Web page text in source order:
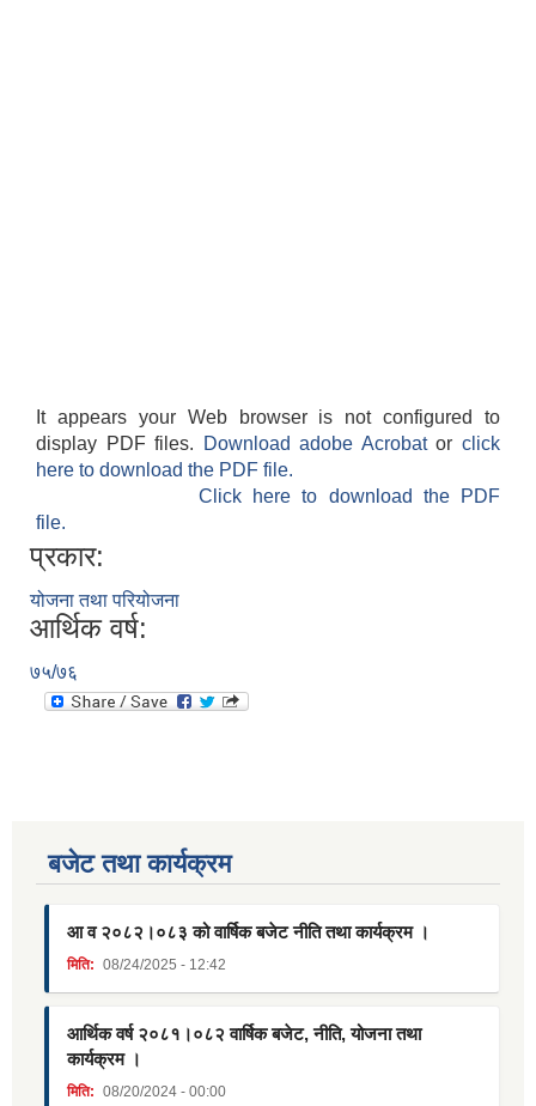
It appears your Web browser is not configured to
display PDF files.
Download adobe Acrobatorclick
here to download the PDF file.
Click here to download the PDF
file.
प्रकार:
योजना तथा परियोजना
आर्थिक वर्ष:
७५/७६
बजेट तथा कार्यक्रम
आ व २०८२।०८३ को वार्षिक बजेट नीति तथा कार्यक्रम ।
मिति: 08/24/2025 - 12:42
आर्थिक वर्ष २०८१।०८२ वार्षिक बजेट, नीति, योजना तथा
कार्यक्रम ।
मिति: 08/20/2024 - 00:00